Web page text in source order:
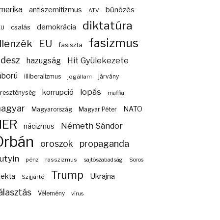
antiszemitizmus ATV bűnözés
csalás demokrácia diktatúra
EU fasiszta fasizmus
hazugság Hit Gyülekezete
illiberalizmus jogállam járvány
korrupció lopás maffia
Magyarország Magyar Péter NATO
nácizmus Németh Sándor
oroszok propaganda
pénz rasszizmus sajtószabadság Soros
Szijjártó Trump Ukrajna
Vélemény vírus